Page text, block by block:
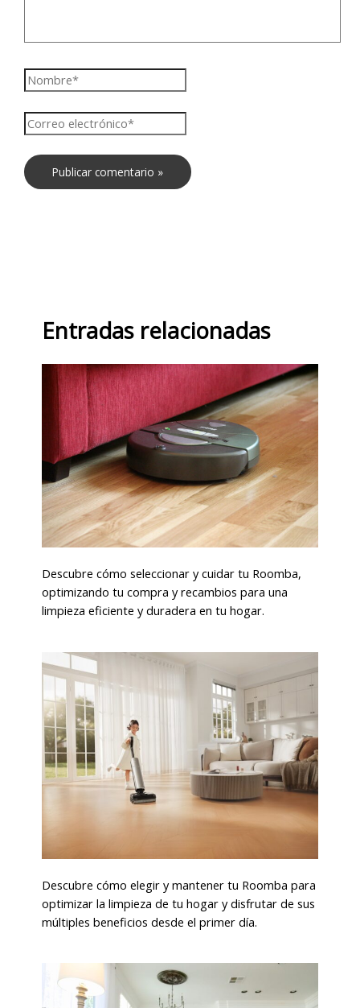
Entradas relacionadas
Descubre cómo seleccionar y cuidar tu Roomba,
optimizando tu compra y recambios para una
limpieza eficiente y duradera en tu hogar.
Descubre cómo elegir y mantener tu Roomba para
optimizar la limpieza de tu hogar y disfrutar de sus
múltiples beneficios desde el primer día.